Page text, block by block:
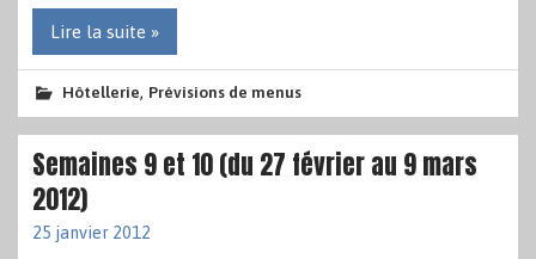
Lire la suite »
Hôtellerie, Prévisions de menus
Semaines 9 et 10 (du 27 février au 9 mars
2012)
25 janvier 2012